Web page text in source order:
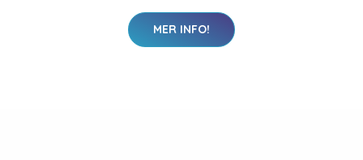
MER INFO!